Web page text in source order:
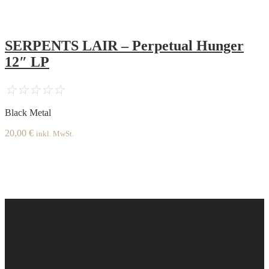
SERPENTS LAIR – Perpetual Hunger
12″ LP
☆☆☆☆☆
Black Metal
20,00 € inkl. MwSt.